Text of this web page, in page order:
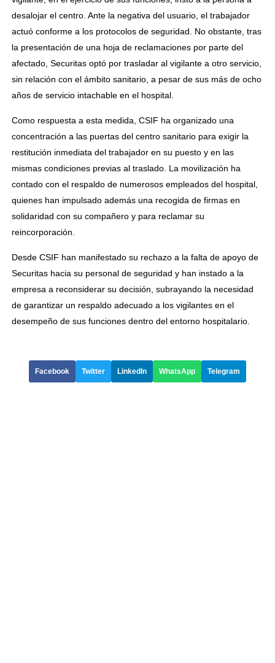
desalojar el centro. Ante la negativa del usuario, el trabajador
actuó conforme a los protocolos de seguridad. No obstante, tras
la presentación de una hoja de reclamaciones por parte del
afectado, Securitas optó por trasladar al vigilante a otro servicio,
sin relación con el ámbito sanitario, a pesar de sus más de ocho
años de servicio intachable en el hospital.
Como respuesta a esta medida, CSIF ha organizado una
concentración a las puertas del centro sanitario para exigir la
restitución inmediata del trabajador en su puesto y en las
mismas condiciones previas al traslado. La movilización ha
contado con el respaldo de numerosos empleados del hospital,
quienes han impulsado además una recogida de firmas en
solidaridad con su compañero y para reclamar su
reincorporación.
Desde CSIF han manifestado su rechazo a la falta de apoyo de
Securitas hacia su personal de seguridad y han instado a la
empresa a reconsiderar su decisión, subrayando la necesidad
de garantizar un respaldo adecuado a los vigilantes en el
desempeño de sus funciones dentro del entorno hospitalario.
Facebook Twitter LinkedIn WhatsApp Telegram